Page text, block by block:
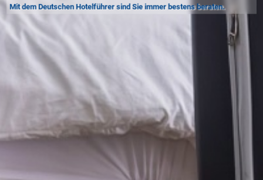
Mit dem Deutschen Hotelführer sind Sie immer bestens beraten.